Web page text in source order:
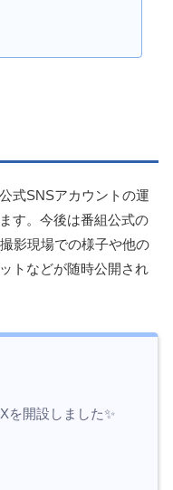
式SNSアカウントの運
す。今後は番組公式の
影現場での様子や他の
トなどが随時公開され
を開設しました✨️